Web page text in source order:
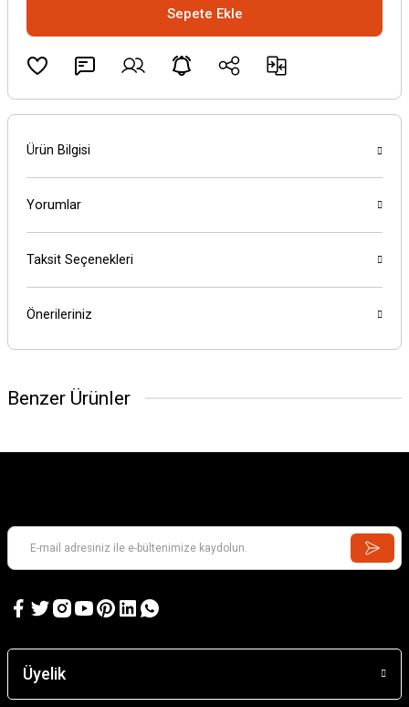
Sepete Ekle
Ürün Bilgisi
Yorumlar
Taksit Seçenekleri
Önerileriniz
Benzer Ürünler
Üyelik